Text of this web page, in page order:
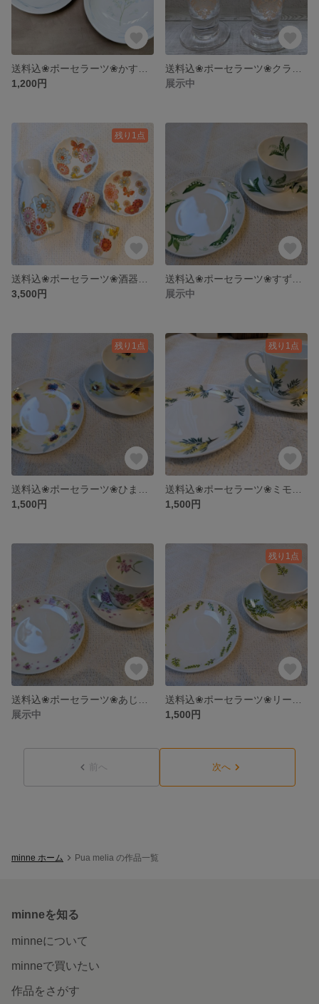
1,200円
展示中
残り1点
3,500円
展示中
残り1点
1,500円
残り1点
1,500円
展示中
残り1点
1,500円
前へ 次へ
minne ホーム Pua melia の作品一覧
minneを知る
minneについて
minneで買いたい
作品をさがす